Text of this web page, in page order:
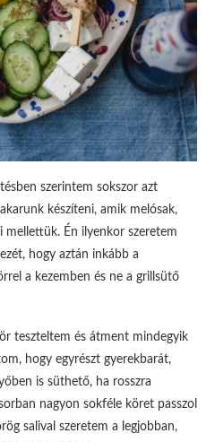
szerintem sokszor azt
készíteni, amik melósak,
mellettük. Én ilyenkor szeretem
hogy aztán inkább a
a kezemben és ne a grillsütő
teszteltem és átment mindegyik
hogy egyrészt gyerekbarát,
is süthető, ha rosszra
nagyon sokféle köret passzol
salival szeretem a legjobban,